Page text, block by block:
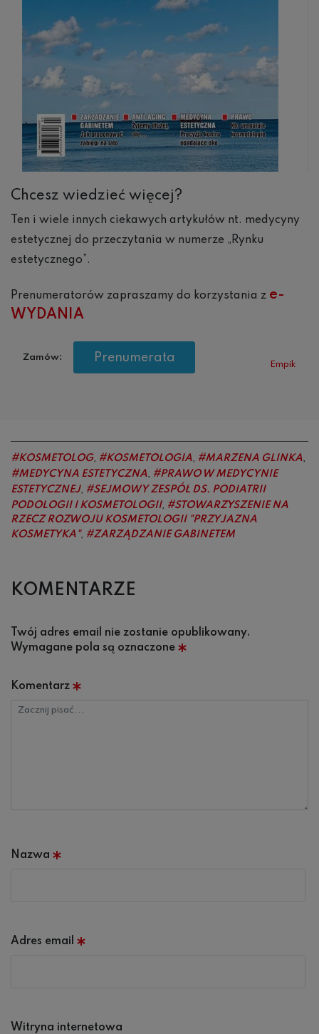
Chcesz wiedzieć więcej?
Ten i wiele innych ciekawych artykułów nt. medycyny
estetycznej do przeczytania w numerze „Rynku
estetycznego”.
Prenumeratorów zapraszamy do korzystania z e-
WYDANIA
Zamów: Prenumerata
Empik
KOSMETOLOG, KOSMETOLOGIA, MARZENA GLINKA,
MEDYCYNA ESTETYCZNA,
PRAWO W MEDYCYNIE
ESTETYCZNEJ,
SEJMOWY ZESPÓŁ DS. PODIATRII
PODOLOGII I KOSMETOLOGII,
STOWARZYSZENIE NA
RZECZ ROZWOJU KOSMETOLOGII "PRZYJAZNA
KOSMETYKA", ZARZĄDZANIE GABINETEM
KOMENTARZE
Twój adres email nie zostanie opublikowany.
Wymagane pola są oznaczone
Komentarz
Nazwa
Adres email
Witryna internetowa